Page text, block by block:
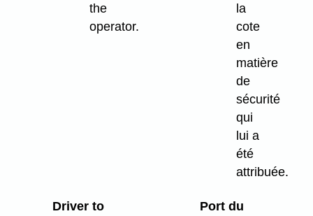
the
operator.
la
cote
en
matière
de
sécurité
qui
lui a
été
attribuée.
Driver to
Port du